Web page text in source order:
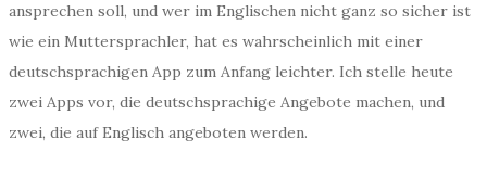
ansprechen soll, und wer im Englischen nicht ganz so sicher ist
wie ein Muttersprachler, hat es wahrscheinlich mit einer
deutschsprachigen App zum Anfang leichter. Ich stelle heute
zwei Apps vor, die deutschsprachige Angebote machen, und
zwei, die auf Englisch angeboten werden.